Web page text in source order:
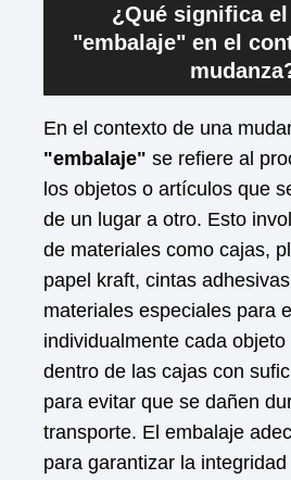
¿Qué significa
"embalaje" en el
En el contexto de una
"embalaje" se refiere al
los objetos o artículos que
de un lugar a otro. Esto
de materiales como cajas,
papel kraft, cintas
materiales especiales para
individualmente cada
dentro de las cajas con
para evitar que se dañen
transporte. El embalaje
para garantizar la